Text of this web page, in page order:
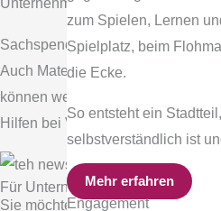
zum Spielen, Lernen
Spielplatz, beim
die Ecke.
So entsteht ein
selbstverständlich ist
Mehr erfahren
Engagement
Sachspenden & Dienstleistungen
Auch Material, Ausrüstung oder
können wertvoll sein – vom Druck
Hilfen bei Veranstaltungen.
Für Unternehmen, die mehr
Sie möchten Waldau unterstützen?